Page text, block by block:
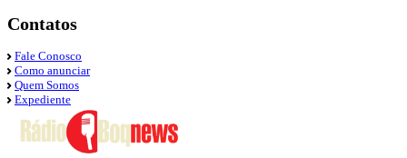
Contatos
Fale Conosco
Como anunciar
Quem Somos
Expediente